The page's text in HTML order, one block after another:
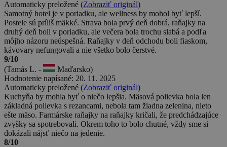
Automaticky preložené (Zobraziť originál)
Samotný hotel je v poriadku, ale wellness by mohol byť lepší.
Postele sú príliš mäkké. Strava bola prvý deň dobrá, raňajky na
druhý deň boli v poriadku, ale večera bola trochu slabá a podľa
môjho názoru neúspešná. Raňajky v deň odchodu boli fiaskom,
kávovary nefungovali a nie všetko bolo čerstvé.
9/10
(Tamás L. -
Maďarsko)
Hodnotenie napísané: 20. 11. 2025
Automaticky preložené (Zobraziť originál)
Kuchyňa by mohla byť o niečo lepšia. Mäsová polievka bola len
základná polievka s rezancami, nebola tam žiadna zelenina, nieto
ešte mäso. Farmárske raňajky na raňajky kričali, že predchádzajúce
zvyšky sa spotrebovali. Okrem toho to bolo chutné, vždy sme si
dokázali nájsť niečo na jedenie.
8/10